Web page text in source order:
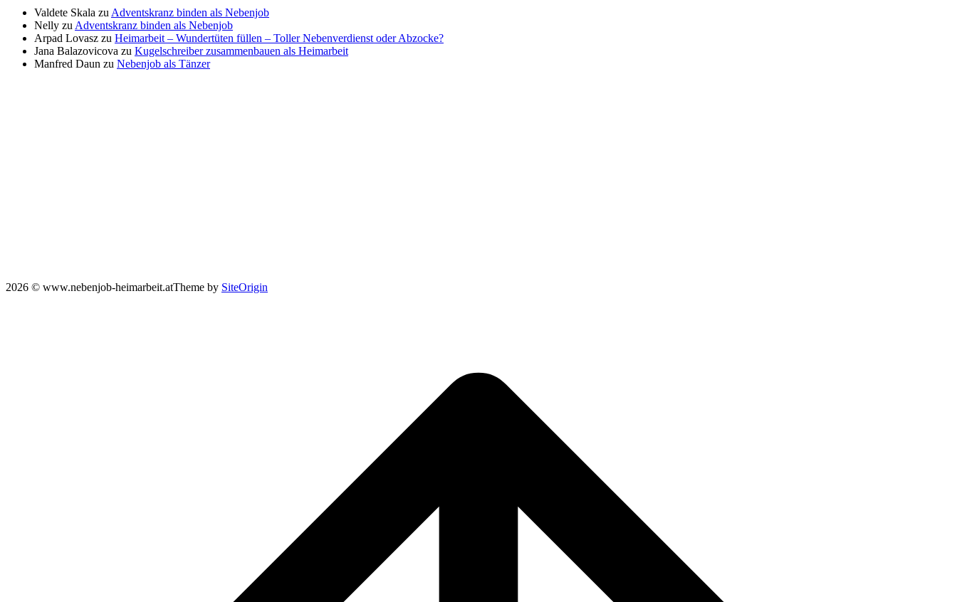
Valdete Skala zuAdventskranz binden als Nebenjob
Nelly zuAdventskranz binden als Nebenjob
Arpad Lovasz zu Heimarbeit – Wundertüten füllen – Toller Nebenverdienst oder Abzocke?
Jana Balazovicova zu Kugelschreiber zusammenbauen als Heimarbeit
Manfred Daun zu Nebenjob als Tänzer
2026 © www.nebenjob-heimarbeit.atTheme by SiteOrigin